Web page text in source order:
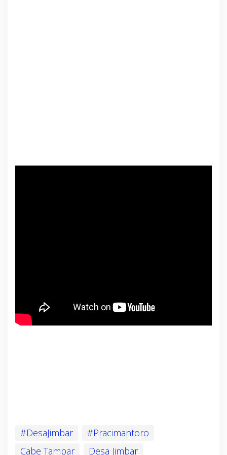
#DesaJimbar
#Pracimantoro
Cabe Tampar
Desa Jimbar